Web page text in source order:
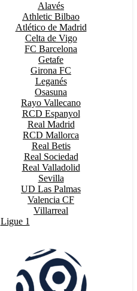
Alavés
Athletic Bilbao
Atlético de Madrid
Celta de Vigo
FC Barcelona
Getafe
Girona FC
Leganés
Osasuna
Rayo Vallecano
RCD Espanyol
Real Madrid
RCD Mallorca
Real Betis
Real Sociedad
Real Valladolid
Sevilla
UD Las Palmas
Valencia CF
Villarreal
Ligue 1